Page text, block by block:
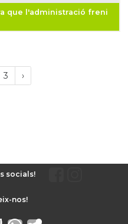
que l'administració freni
3 ›Próxima
página
socials!